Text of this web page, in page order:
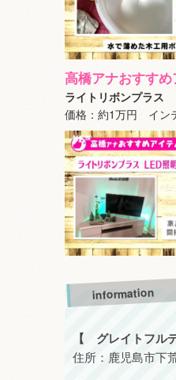
高橋アナおすす
ライトリボンプラス
価格：約1万円 イン
information
【 グレイトフル
住所：鹿児島市下